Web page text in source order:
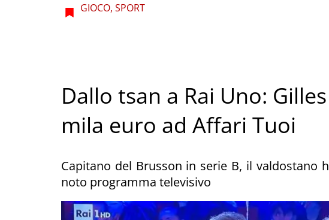
GIOCO, SPORT
Dallo tsan a Rai Uno:
mila euro ad Affari Tuoi
Capitano del Brusson in serie B, il valdostano
noto programma televisivo